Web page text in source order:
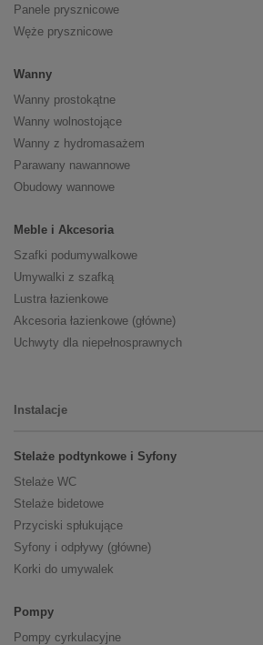
Panele prysznicowe
Węże prysznicowe
Wanny
Wanny prostokątne
Wanny wolnostojące
Wanny z hydromasażem
Parawany nawannowe
Obudowy wannowe
Meble i Akcesoria
Szafki podumywalkowe
Umywalki z szafką
Lustra łazienkowe
Akcesoria łazienkowe (główne)
Uchwyty dla niepełnosprawnych
Instalacje
Stelaże podtynkowe i Syfony
Stelaże WC
Stelaże bidetowe
Przyciski spłukujące
Syfony i odpływy (główne)
Korki do umywalek
Pompy
Pompy cyrkulacyjne